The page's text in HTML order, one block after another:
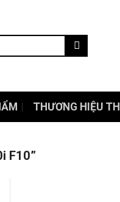
THƯƠNG HIỆU
F10”